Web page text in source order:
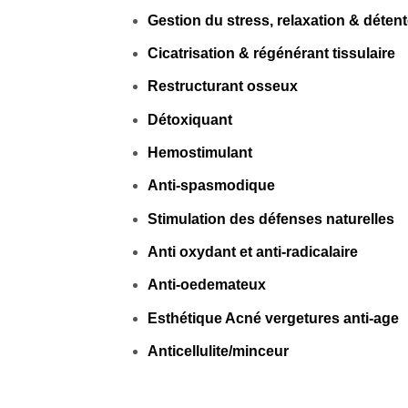
Gestion du stress, relaxation &
Cicatrisation & régénérant tissulaire
Restructurant osseux
Détoxiquant
Hemostimulant
Anti-spasmodique
Stimulation des défenses naturelles
Anti oxydant et anti-radicalaire
Anti-oedemateux
Esthétique Acné vergetures anti-age
Anticellulite/minceur